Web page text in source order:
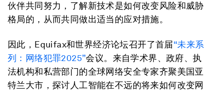
伙伴共同努力，了解新技术是如何改变风险和威胁
格局的，从而共同做出适当的应对措施。
因此，Equifax和世界经济论坛召开了首届“未来系
列：网络犯罪2025”会议。来自学术界、政府、执
法机构和私营部门的全球网络安全专家齐聚美国亚
特兰大市，探讨人工智能在不远的将来如何改变网